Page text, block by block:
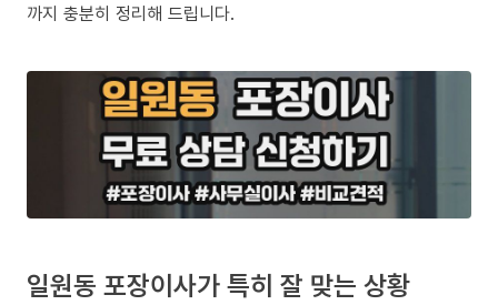
까지 충분히 정리해 드립니다.
일원동 포장이사가 특히 잘 맞는 상황